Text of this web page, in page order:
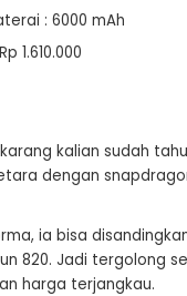
: 6000 mAh
1.610.000
kalian sudah
dengan
ia bisa
820. Jadi tergolong
harga terjangkau.